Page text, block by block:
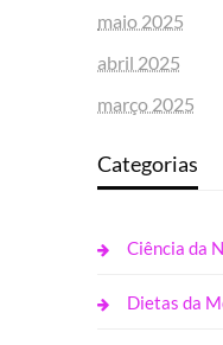
maio 2025
abril 2025
março 2025
Categorias
Ciência da
Dietas da